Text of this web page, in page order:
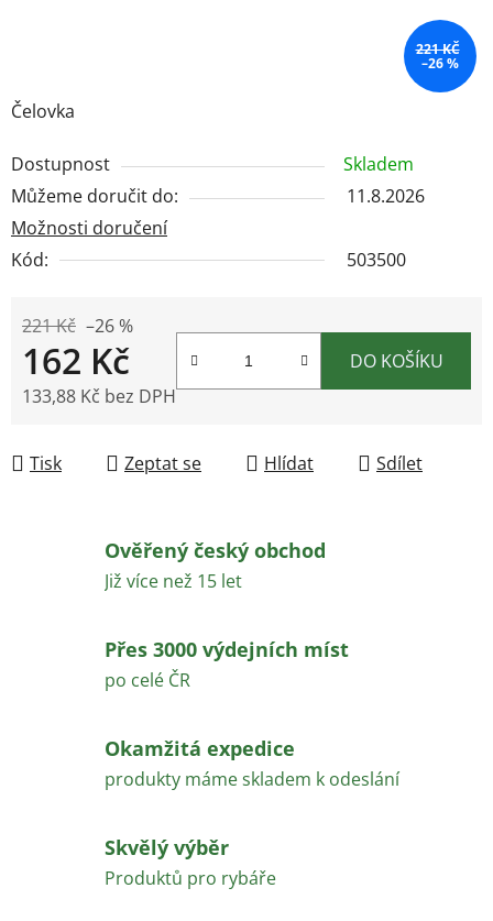
Čelovka
Dostupnost
Skladem
Můžeme doručit do:
11.8.2026
Možnosti doručení
Kód:
503500
221 Kč –26 %
162 Kč
133,88 Kč bez DPH
DO KOŠÍKU
Tisk Zeptat se Hlídat Sdílet
221 KČ
–26 %
Ověřený český obchod
Již více než 15 let
Přes 3000 výdejních míst
po celé ČR
Okamžitá expedice
produkty máme skladem k odeslání
Skvělý výběr
Produktů pro rybáře